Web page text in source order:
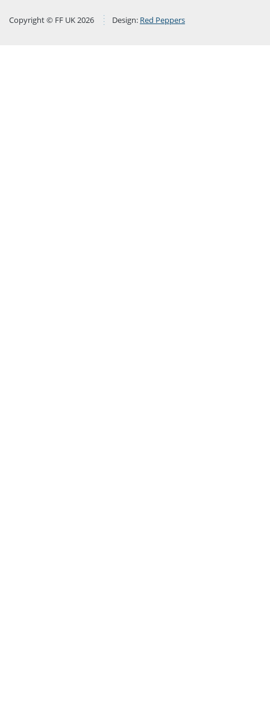
Copyright © FF UK 2026 Design: Red Peppers